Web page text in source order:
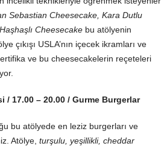
Sebastian Cheesecake, Kara Dutlu
Cheesecake bu atölyenin
çıkışı USLA’nın içecek ikramları ve
ve bu cheesecakelerin reçeteleri
/ 17.00 – 20.00 / Gurme Burgerlar
bu atölyede en leziz burgerları ve
Atölye, turşulu, yeşillikli, cheddar